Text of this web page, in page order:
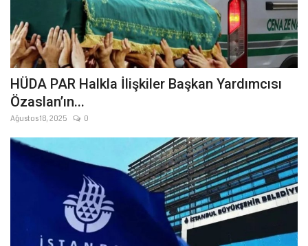
HÜDA PAR Halkla İlişkiler Başkan Yardımcısı
Özaslan’ın...
Ağustos 18, 2025 0